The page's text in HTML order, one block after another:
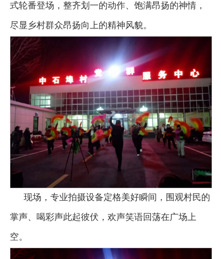
式轮番登场，整齐划一的动作、饱满昂扬的神情，
尽显乡村群众昂扬向上的精神风貌。
现场，专业拍摄设备定格美好瞬间，围观村民的
掌声、喝彩声此起彼伏，欢声笑语回荡在广场上
空。